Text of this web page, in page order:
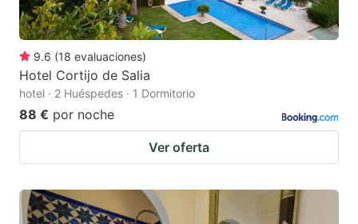
9.6 (18 evaluaciones)
Hotel Cortijo de Salia
hotel · 2 Huéspedes · 1 Dormitorio
88 € por noche
Ver oferta